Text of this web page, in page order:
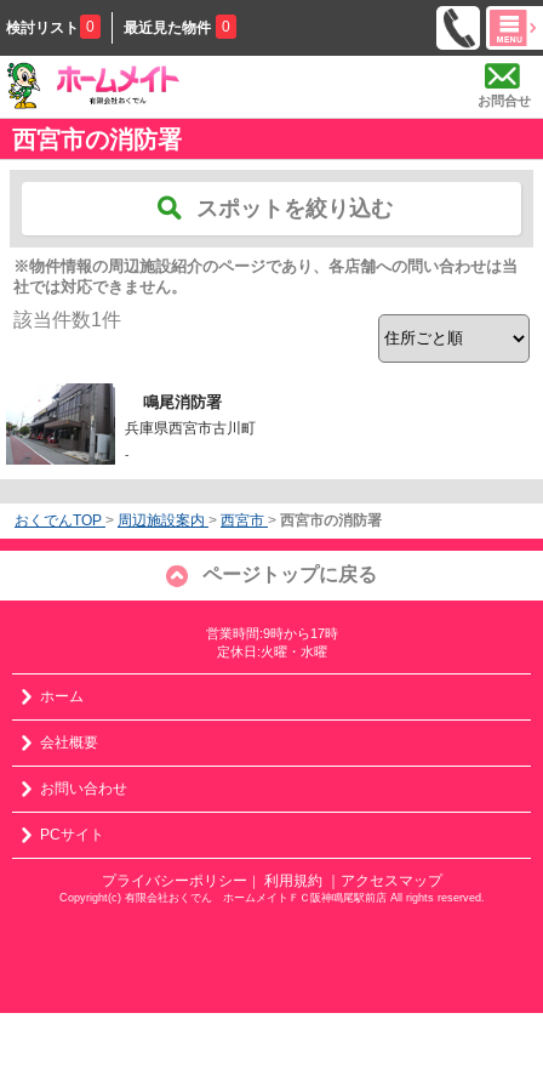
検討リスト 0 最近見た物件 0
お問合せ
西宮市の消防署
スポットを絞り込む
※物件情報の周辺施設紹介のページであり、各店舗への問い合わせは当
社では対応できません。
該当件数1件
鳴尾消防署
兵庫県西宮市古川町
-
おくでんTOP > 周辺施設案内 > 西宮市 > 西宮市の消防署
ページトップに戻る
営業時間:9時から17時
定休日:火曜・水曜
ホーム
会社概要
お問い合わせ
PCサイト
プライバシーポリシー ｜ 利用規約 ｜アクセスマップ
Copyright(c) 有限会社おくでん ホームメイトＦＣ阪神鳴尾駅前店 All rights reserved.